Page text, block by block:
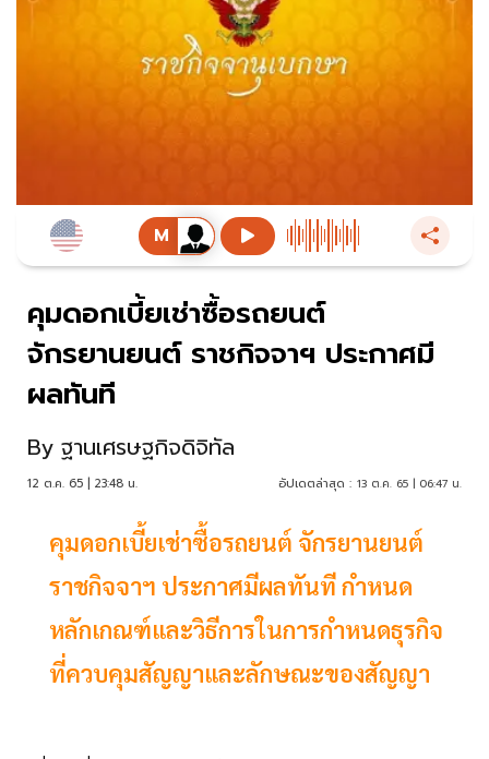
คุมดอกเบี้ยเช่าซื้อรถยนต์
จักรยานยนต์ ราชกิจจาฯ ประกาศมี
ผลทันที
By ฐานเศรษฐกิจดิจิทัล
12 ต.ค. 65 | 23:48 น. อัปเดตล่าสุด : 13 ต.ค. 65 | 06:47 น.
คุมดอกเบี้ยเช่าซื้อรถยนต์ จักรยานยนต์
ราชกิจจาฯ ประกาศมีผลทันที กำหนด
หลักเกณฑ์และวิธีการในการกำหนดธุรกิจ
ที่ควบคุมสัญญาและลักษณะของสัญญา